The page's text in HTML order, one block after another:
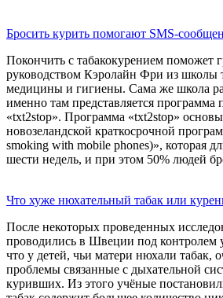
Бросить курить помогают SMS-
Покончить с табакокурением поможет
руководством Кэролайн Фри из школы
медицины и гигиены. Сама же школа
именно там представляется программа
«txt2stop». Программа «txt2stop»
новозеландской краткосрочной
smoking with mobile phones)», которая
шести недель, и при этом 50% людей
Что хуже нюхательный табак или
После некоторых проведенных
проводились в Швеции под контролем
что у детей, чьи матери нюхали табак,
проблемы связанные с дыхательной
куривших. Из этого учёные